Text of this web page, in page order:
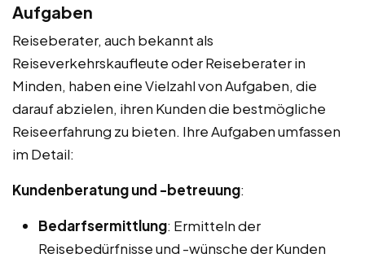
Aufgaben
Reiseberater, auch bekannt als
Reiseverkehrskaufleute oder Reiseberater in
Minden, haben eine Vielzahl von Aufgaben, die
darauf abzielen, ihren Kunden die bestmögliche
Reiseerfahrung zu bieten. Ihre Aufgaben umfassen
im Detail:
Kundenberatung und -betreuung:
Bedarfsermittlung: Ermitteln der
Reisebedürfnisse und -wünsche der Kunden